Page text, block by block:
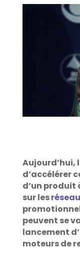
Aujourd’hui,
d’accélérer
d’un
sur les
peuvent se
lancement
moteurs de